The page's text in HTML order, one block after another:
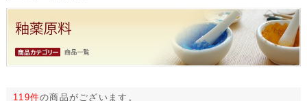
119件の商品がございます。